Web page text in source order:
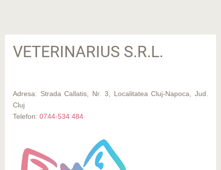
VETERINARIUS S.R.L.
Adresa: Strada Callatis, Nr. 3, Localitatea Cluj-Napoca, Jud.
Cluj
Telefon: 0744-534 484